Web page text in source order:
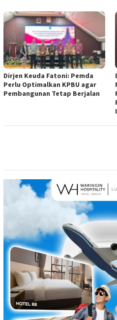
Dirjen Keuda Fatoni: Pemda
Perlu Optimalkan KPBU agar
Pembangunan Tetap Berjalan